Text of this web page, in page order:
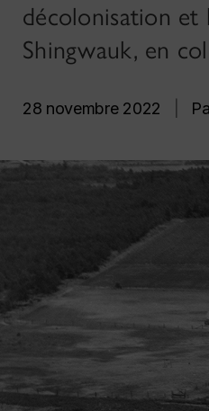
décolonisation et
Shingwauk, en
28 novembre 2022